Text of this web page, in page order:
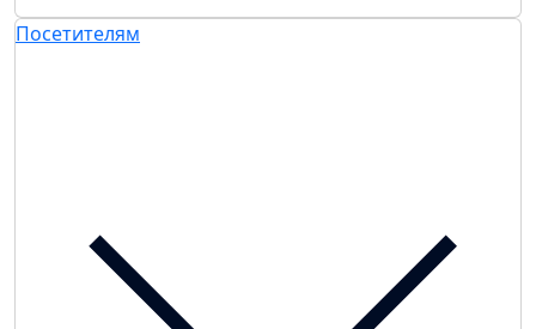
Посетителям